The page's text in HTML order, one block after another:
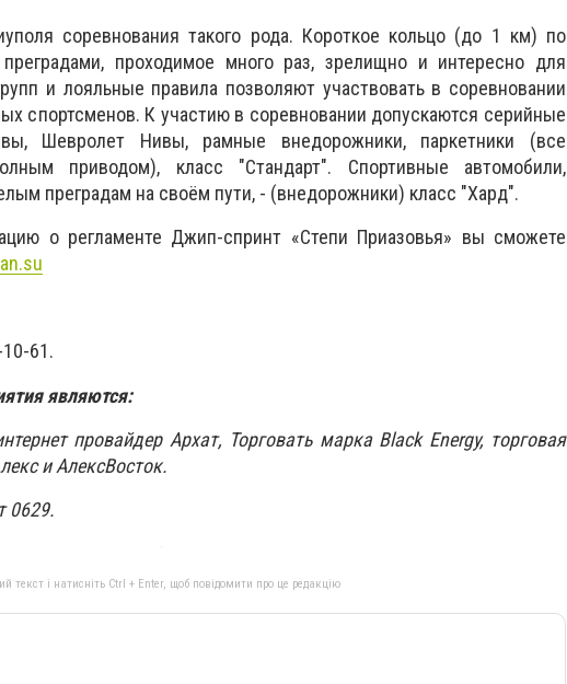
соревнования такого рода. Короткое кольцо (до 1 км) по
проходимое много раз, зрелищно и интересно для
и лояльные правила позволяют участвовать в соревновании
спортсменов. К участию в соревновании допускаются серийные
Шевролет Нивы, рамные внедорожники, паркетники (все
приводом), класс "Стандарт". Спортивные автомобили,
преградам на своём пути, - (внедорожники) класс "Хард".
о регламенте Джип-спринт «Степи Приазовья» вы сможете
61.
являются:
провайдер Архат, Торговать марка Black Energy, торговая
и АлексВосток.
0629.
текст і натисніть Ctrl + Enter, щоб повідомити про це редакцію